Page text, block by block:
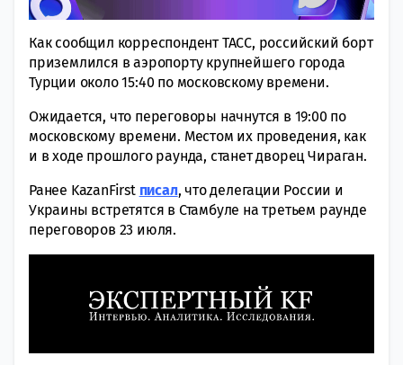
Как сообщил корреспондент ТАСС, российский борт
приземлился в аэропорту крупнейшего города
Турции около 15:40 по московскому времени.
Ожидается, что переговоры начнутся в 19:00 по
московскому времени. Местом их проведения, как
и в ходе прошлого раунда, станет дворец Чираган.
Ранее KazanFirst писал, что делегации России и
Украины встретятся в Стамбуле на третьем раунде
переговоров 23 июля.